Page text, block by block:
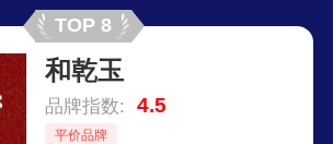
TOP 8
和乾玉
品牌指数: 4.5
平价品牌